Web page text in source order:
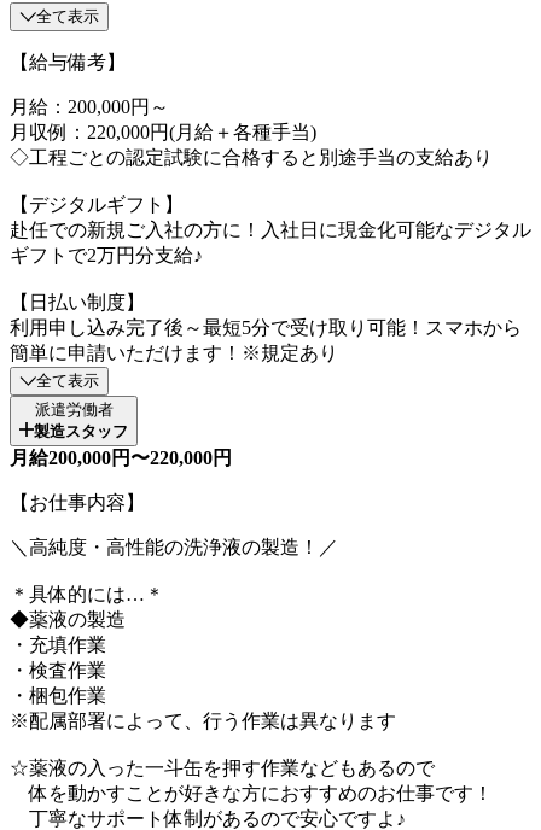
全て表示
【給与備考】
月給：200,000円～
月収例：220,000円(月給＋各種手当)
◇工程ごとの認定試験に合格すると別途手当の支給あり
【デジタルギフト】
赴任での新規ご入社の方に！入社日に現金化可能なデジタル
ギフトで2万円分支給♪
【日払い制度】
利用申し込み完了後～最短5分で受け取り可能！スマホから
簡単に申請いただけます！※規定あり
全て表示
派遣労働者
製造スタッフ
月給200,000円〜220,000円
【お仕事内容】
＼高純度・高性能の洗浄液の製造！／
＊具体的には…＊
◆薬液の製造
・充填作業
・検査作業
・梱包作業
※配属部署によって、行う作業は異なります
☆薬液の入った一斗缶を押す作業などもあるので
体を動かすことが好きな方におすすめのお仕事です！
丁寧なサポート体制があるので安心ですよ♪